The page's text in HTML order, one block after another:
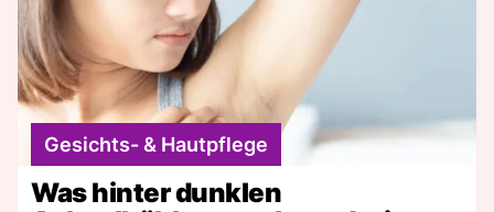
Gesichts- & Hautpflege
Was hinter dunklen